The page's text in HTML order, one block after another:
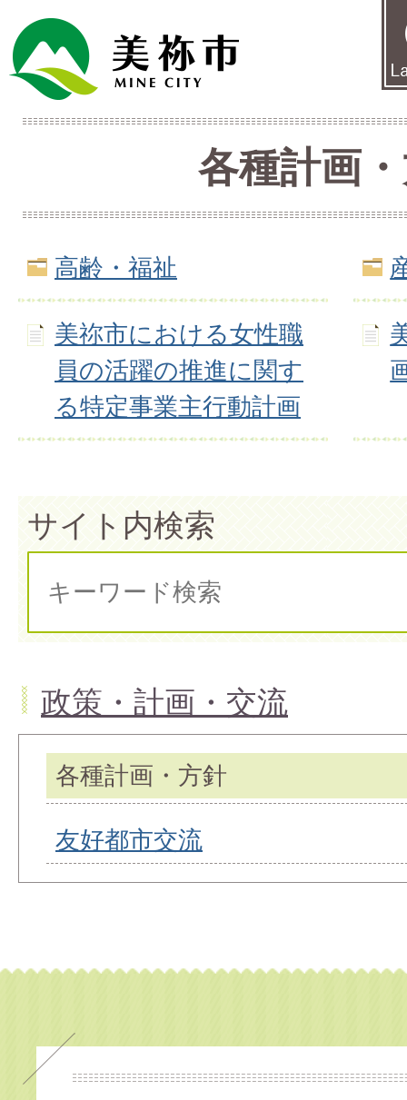
各種計画
高齢・福祉
美祢市における女性職
員の活躍の推進に関す
る特定事業主行動計画
サイト内検索
政策・計画・交流
各種計画・方針
友好都市交流